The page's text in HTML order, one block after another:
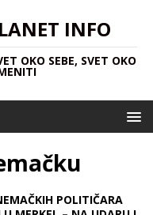
INFO
OKO SEBE, SVET OKO
POLITIČARA